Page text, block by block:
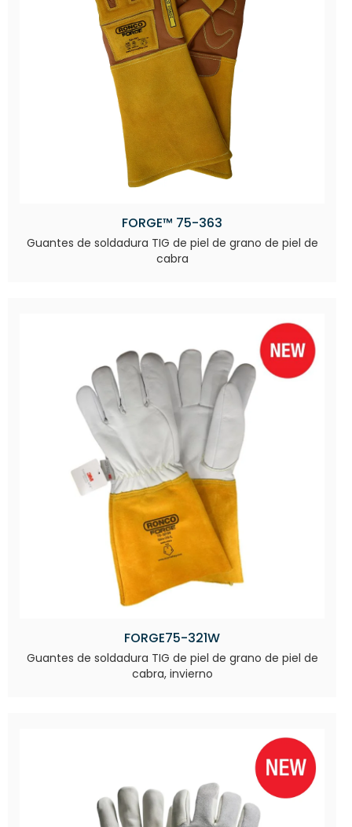
FORGE™ 75-363
Guantes de soldadura TIG de piel de grano de piel de
cabra
FORGE75-321W
Guantes de soldadura TIG de piel de grano de piel de
cabra, invierno